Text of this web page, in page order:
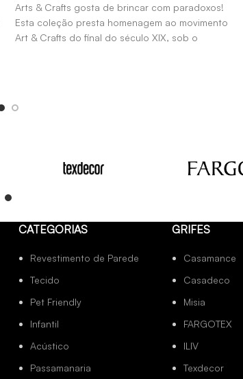
Arts & Crafts gosta de brincar com paradoxos!
Esta coleção presta homenagem ao movimento
Art & Crafts do final do século XIX, sob o
CATEGORIAS
Revestimento de Parede
Tecido
Pet Friendly
Infantil
Acústico
Passamanaria
GRIFES
Casamance
Casadeco
Misia
FARGOTEX
ILIV
Texdecor